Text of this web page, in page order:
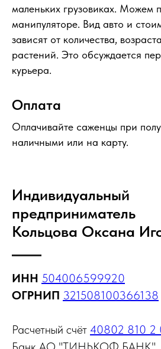
маленьких грузовиках. Можем
манипуляторе. Вид авто и
зависят от количества,
растений. Это обсуждается
курьера.
Оплата
Оплачивайте саженцы при
наличными или на карту.
Индивидуальный
предприниматель
Кольцова Оксана
ИНН 504006599920
ОГРНИП 321508100366138
Расчетный счёт 40802 810 2